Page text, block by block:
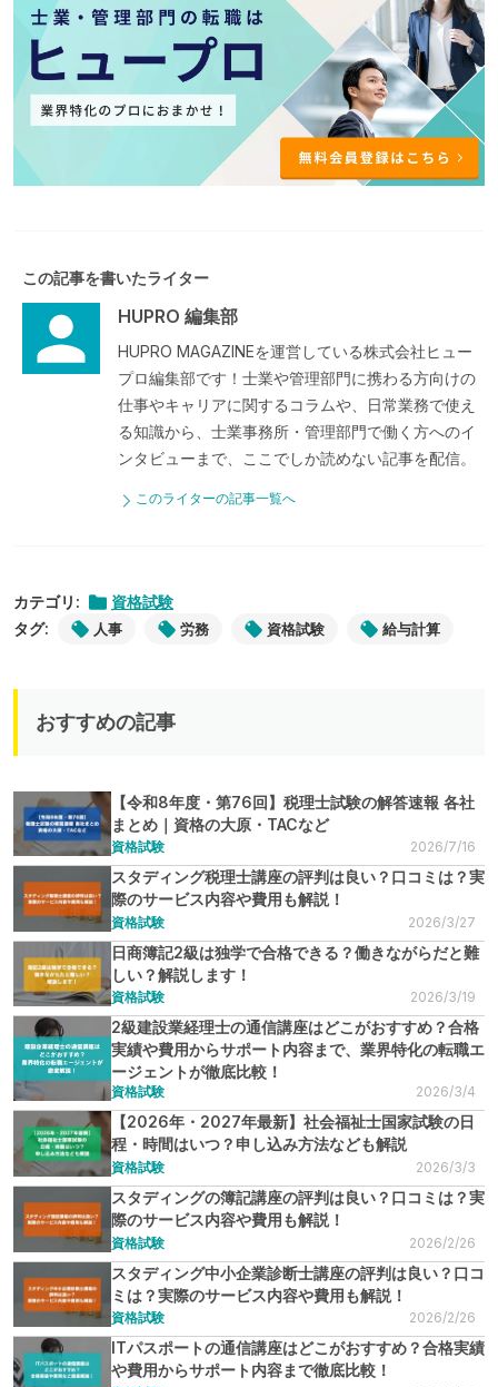
この記事を書いたライター
HUPRO 編集部
HUPRO MAGAZINEを運営している株式会社ヒュー
プロ編集部です！士業や管理部門に携わる方向けの
仕事やキャリアに関するコラムや、日常業務で使え
る知識から、士業事務所・管理部門で働く方へのイ
ンタビューまで、ここでしか読めない記事を配信。
このライターの記事一覧へ
カテゴリ:
資格試験
タグ:
人事 労務 資格試験 給与計算
おすすめの記事
【令和8年度・第76回】税理士試験の解答速報 各社
まとめ｜資格の大原・TACなど
資格試験 2026/7/16
スタディング税理士講座の評判は良い？口コミは？実
際のサービス内容や費用も解説！
資格試験 2026/3/27
日商簿記2級は独学で合格できる？働きながらだと難
しい？解説します！
資格試験 2026/3/19
2級建設業経理士の通信講座はどこがおすすめ？合格
実績や費用からサポート内容まで、業界特化の転職エ
ージェントが徹底比較！
資格試験 2026/3/4
【2026年・2027年最新】社会福祉士国家試験の日
程・時間はいつ？申し込み方法なども解説
資格試験 2026/3/3
スタディングの簿記講座の評判は良い？口コミは？実
際のサービス内容や費用も解説！
資格試験 2026/2/26
スタディング中小企業診断士講座の評判は良い？口コ
ミは？実際のサービス内容や費用も解説！
資格試験 2026/2/26
ITパスポートの通信講座はどこがおすすめ？合格実績
や費用からサポート内容まで徹底比較！